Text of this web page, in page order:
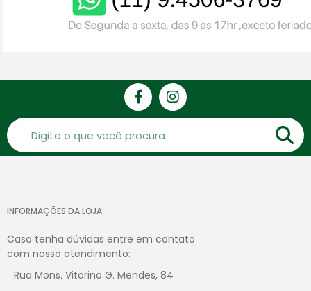
INFORMAÇÕES DA LOJA
Caso tenha dúvidas entre em contato
com nosso atendimento:
Rua Mons. Vitorino G. Mendes, 84